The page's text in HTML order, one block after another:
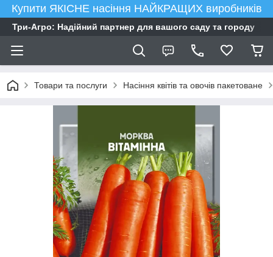
Купити ЯКІСНЕ насіння НАЙКРАЩИХ виробників
Три-Агро: Надійний партнер для вашого саду та городу
Товари та послуги Насіння квітів та овочів пакетоване